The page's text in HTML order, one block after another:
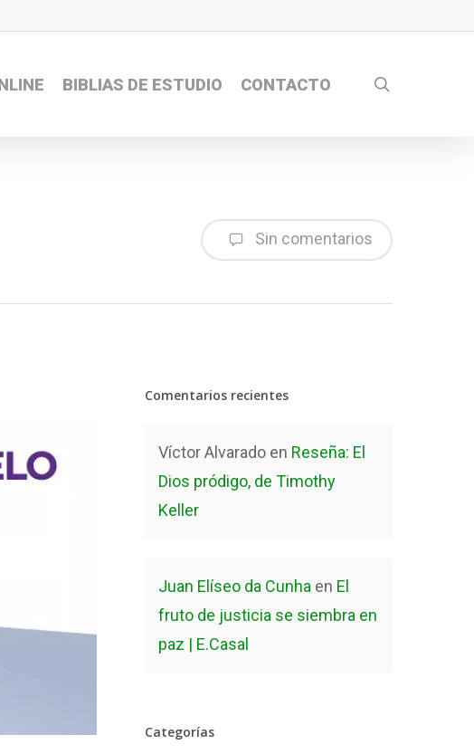
BIBLIAS DE ESTUDIO CONTACTO
Sin comentarios
Comentarios recientes
Víctor Alvarado en Reseña: El
Dios pródigo, de Timothy
Keller
Juan Elíseo da Cunha en El
fruto de justicia se siembra en
paz | E.Casal
Categorías